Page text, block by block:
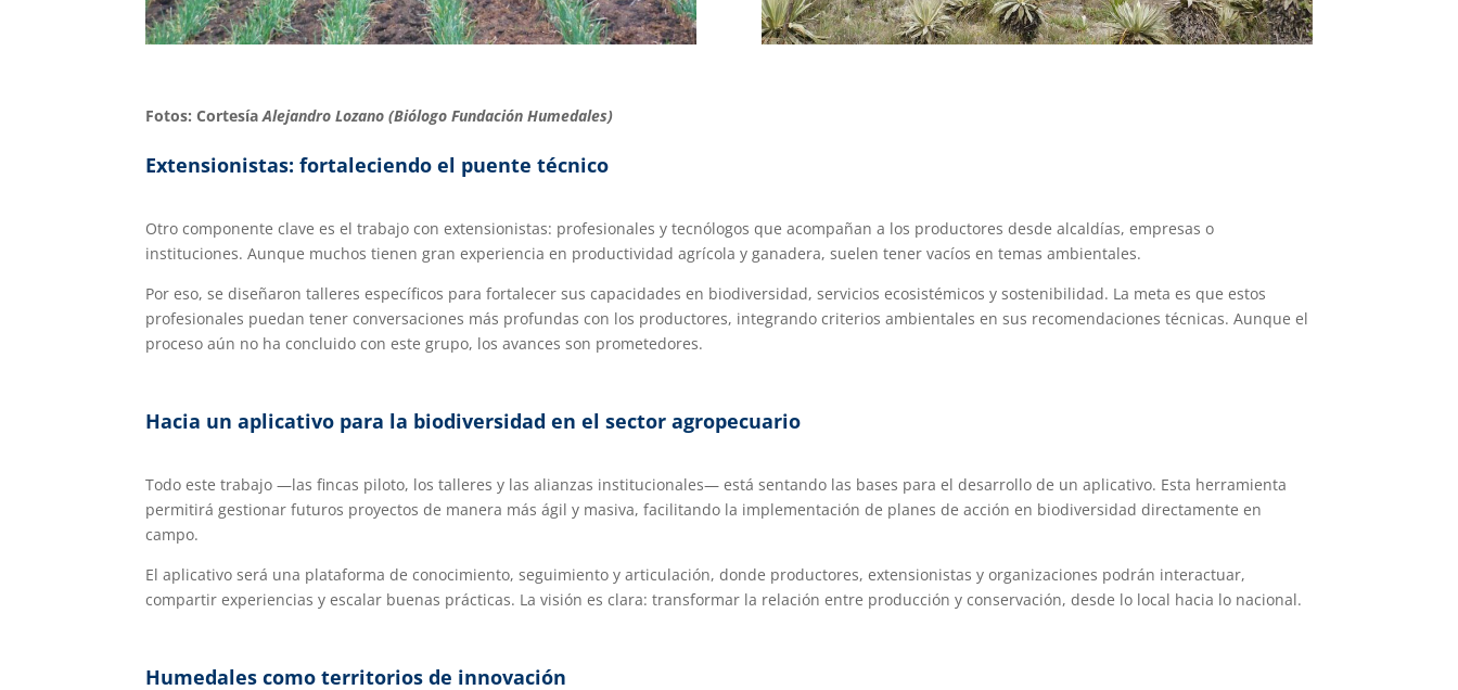
Fotos: CortesíaAlejandro Lozano (Biólogo Fundación Humedales)
Extensionistas: fortaleciendo el puente técnico
Otro componente clave es el trabajo con extensionistas: profesionales y tecnólogos que acompañan a los productores desde alcaldías, empresas o
instituciones. Aunque muchos tienen gran experiencia en productividad agrícola y ganadera, suelen tener vacíos en temas ambientales.
Por eso, se diseñaron talleres específicos para fortalecer sus capacidades en biodiversidad, servicios ecosistémicos y sostenibilidad. La meta es que estos
profesionales puedan tener conversaciones más profundas con los productores, integrando criterios ambientales en sus recomendaciones técnicas. Aunque el
proceso aún no ha concluido con este grupo, los avances son prometedores.
Hacia un aplicativo para la biodiversidad en el sector agropecuario
Todo este trabajo —las fincas piloto, los talleres y las alianzas institucionales— está sentando las bases para el desarrollo de un aplicativo. Esta herramienta
permitirá gestionar futuros proyectos de manera más ágil y masiva, facilitando la implementación de planes de acción en biodiversidad directamente en
campo.
El aplicativo será una plataforma de conocimiento, seguimiento y articulación, donde productores, extensionistas y organizaciones podrán interactuar,
compartir experiencias y escalar buenas prácticas. La visión es clara: transformar la relación entre producción y conservación, desde lo local hacia lo nacional.
Humedales como territorios de innovación